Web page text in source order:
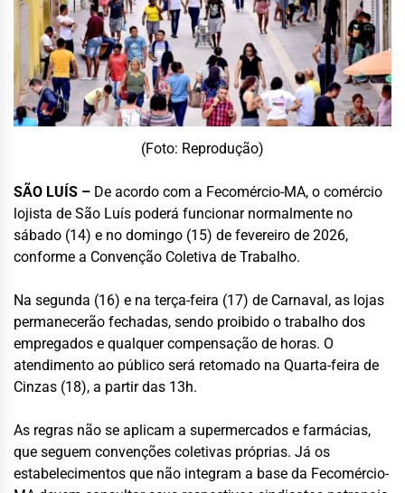
(Foto: Reprodução)
SÃO LUÍS – De acordo com a Fecomércio-MA, o comércio
lojista de São Luís poderá funcionar normalmente no
sábado (14) e no domingo (15) de fevereiro de 2026,
conforme a Convenção Coletiva de Trabalho.
Na segunda (16) e na terça-feira (17) de Carnaval, as lojas
permanecerão fechadas, sendo proibido o trabalho dos
empregados e qualquer compensação de horas. O
atendimento ao público será retomado na Quarta-feira de
Cinzas (18), a partir das 13h.
As regras não se aplicam a supermercados e farmácias,
que seguem convenções coletivas próprias. Já os
estabelecimentos que não integram a base da Fecomércio-